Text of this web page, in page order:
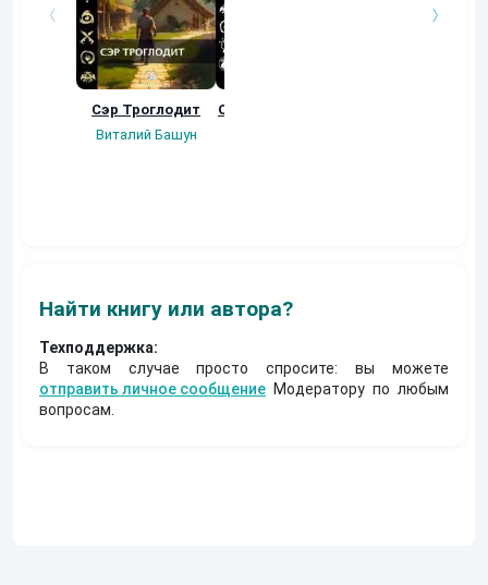
Сэр Троглодит
Виталий Башун
Осколки прошлого
Найти книгу или автора?
Техподдержка:
В таком случае просто спросите: вы можете
отправить личное сообщение Модератору по любым
вопросам.